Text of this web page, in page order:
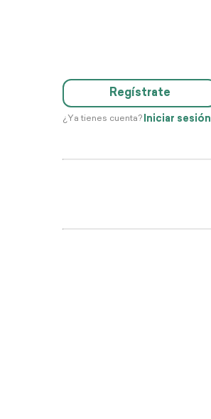
Regístrate
¿Ya tienes cuenta? Iniciar sesión